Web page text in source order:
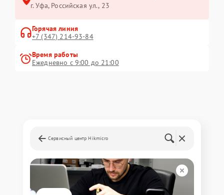
г. Уфа, Российская ул., 23
Горячая линия
+7 (347) 214-93-84
Время работы
Ежедневно с 9:00 до 21:00
Сервисный центр Hikmicro